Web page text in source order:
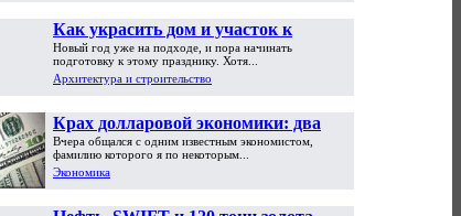
Как украсить дом и участок к
Новому году
Новый год уже на подходе, и пора начинать
подготовку к этому празднику. Хотя...
Архитектура и строительство
Крах долларовой экономики: два
пути обрушения
Вчера общался с одним известным экономистом,
фамилию которого я по некоторым...
Экономика